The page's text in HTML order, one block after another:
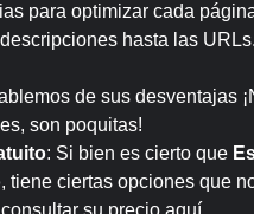
para optimizar cada
hasta las URLs.
de sus desventajas
son poquitas!
: Si bien es cierto que
, tiene ciertas opciones que